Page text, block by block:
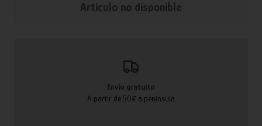
Articulo no disponible
Envío gratuito
A partir de 50€ a península